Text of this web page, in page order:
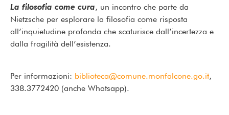
La filosofia come cura, un incontro che parte da
Nietzsche per esplorare la filosofia come risposta
all’inquietudine profonda che scaturisce dall’incertezza e
dalla fragilità dell’esistenza.
Per informazioni: biblioteca@comune.monfalcone.go.it,
338.3772420 (anche Whatsapp).